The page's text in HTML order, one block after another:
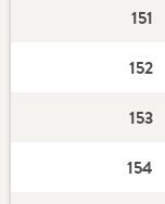
151
152
153
154